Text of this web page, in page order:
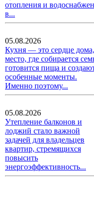
отопления и
в...
05.08.2026
Кухня — это сердце дома,
место, где собирается
готовится пища и
особенные моменты.
Именно поэтому...
05.08.2026
Утепление балконов и
лоджий стало важной
задачей для владельцев
квартир, стремящихся
повысить
энергоэффективность...